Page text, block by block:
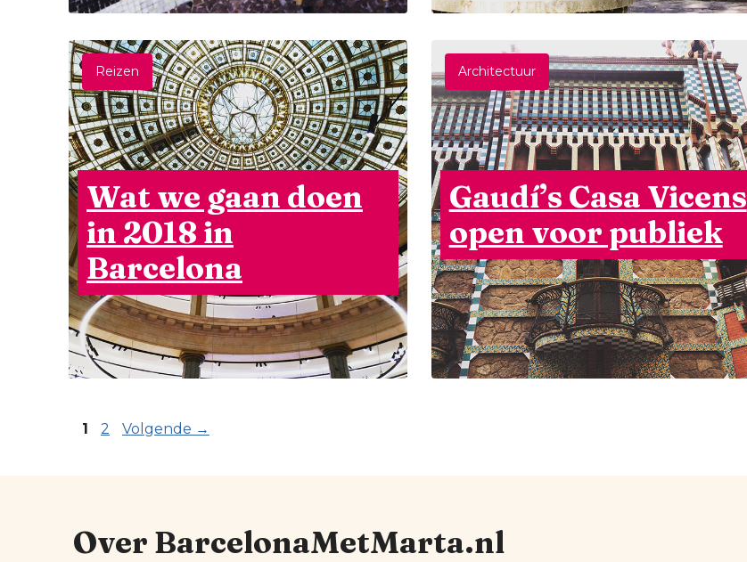
Reizen
Wat we gaan doen
in 2018 in
Barcelona
Architectuur
Gaudí’s Casa Vicens
open voor publiek
Pagina
1 Pagina
2 Volgende →
Over BarcelonaMetMarta.nl